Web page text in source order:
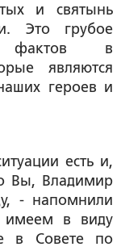
и святынь
Это грубое
фактов в
являются
героев и
есть и,
Вы, Владимир
- напомнили
имеем в виду
в Совете по